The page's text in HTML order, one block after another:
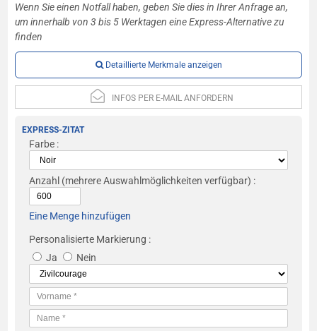
Wenn Sie einen Notfall haben, geben Sie dies in Ihrer Anfrage an,
um innerhalb von 3 bis 5 Werktagen eine Express-Alternative zu
finden
Detaillierte Merkmale anzeigen
INFOS PER E-MAIL ANFORDERN
EXPRESS-ZITAT
Farbe :
Anzahl (mehrere Auswahlmöglichkeiten verfügbar) :
Eine Menge hinzufügen
Personalisierte Markierung :
Ja
Nein